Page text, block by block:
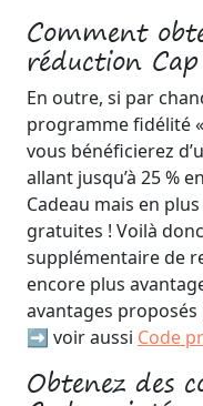
Comment
réduction
En outre, si par
programme fidélité
vous bénéficierez
allant jusqu’à 25 %
Cadeau mais en
gratuites ! Voilà
supplémentaire de
encore plus
avantages
➡️ voir aussi Code
Obtenez des